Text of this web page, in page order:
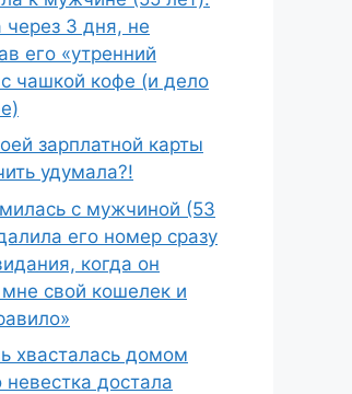
через 3 дня, не
его «утренний
с чашкой кофе (и дело
зарплатной карты
удумала?!
с мужчиной (53
его номер сразу
когда он
мне свой кошелек и
хвасталась домом
достала